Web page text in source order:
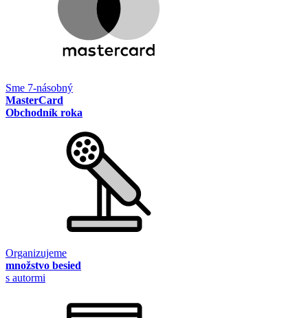
Sme 7-násobný
MasterCard
Obchodník roka
Organizujeme
množstvo besied
s autormi